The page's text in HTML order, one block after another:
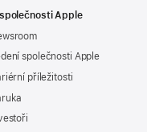
Apple
společnosti Apple
příležitosti